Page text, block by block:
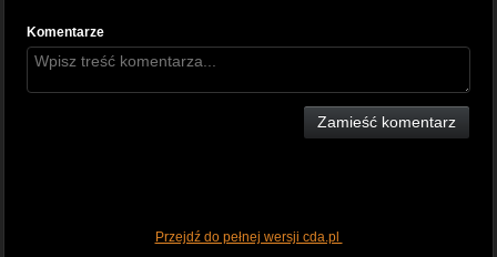
Komentarze
Zamieść komentarz
Przejdź do pełnej wersji cda.pl